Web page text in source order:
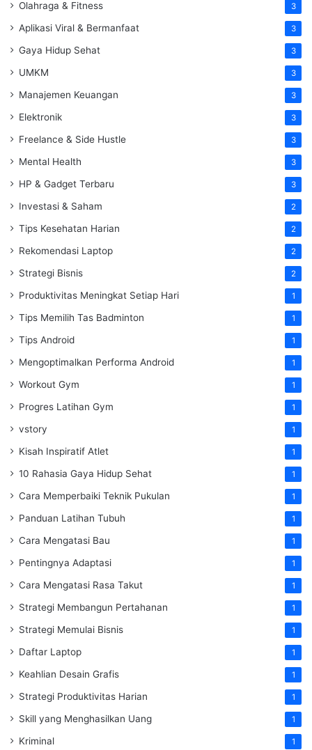
Olahraga & Fitness 3
Aplikasi Viral & Bermanfaat 3
Gaya Hidup Sehat 3
UMKM 3
Manajemen Keuangan 3
Elektronik 3
Freelance & Side Hustle 3
Mental Health 3
HP & Gadget Terbaru 3
Investasi & Saham 2
Tips Kesehatan Harian 2
Rekomendasi Laptop 2
Strategi Bisnis 2
Produktivitas Meningkat Setiap Hari 1
Tips Memilih Tas Badminton 1
Tips Android 1
Mengoptimalkan Performa Android 1
Workout Gym 1
Progres Latihan Gym 1
vstory 1
Kisah Inspiratif Atlet 1
10 Rahasia Gaya Hidup Sehat 1
Cara Memperbaiki Teknik Pukulan 1
Panduan Latihan Tubuh 1
Cara Mengatasi Bau 1
Pentingnya Adaptasi 1
Cara Mengatasi Rasa Takut 1
Strategi Membangun Pertahanan 1
Strategi Memulai Bisnis 1
Daftar Laptop 1
Keahlian Desain Grafis 1
Strategi Produktivitas Harian 1
Skill yang Menghasilkan Uang 1
Kriminal 1